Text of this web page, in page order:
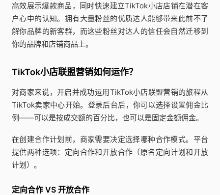
高效展示爆款商品，同时快速建立TikTok小店店铺在潜在客
户心中的认知。拥有大量粉丝的优质达人能够带来此前不了
解你品牌的新客群，而这些粉丝对达人的信任会自然迁移到
你的品牌和店铺商品上。
TikTok小店联盟营销如何运作？
对商家来说，开启并成功运用TikTok小店联盟营销的旅程从
TikTok卖家中心开始。登录后台后，你可以选择设置佣金比
例——可以是按成交额的百分比，也可以是固定金额佣金。
在创建合作计划前，商家需要决定选择哪种合作模式。平台
提供两种选项：定向合作和开放合作（原名定向计划和开放
计划）。
定向合作 VS 开放合作